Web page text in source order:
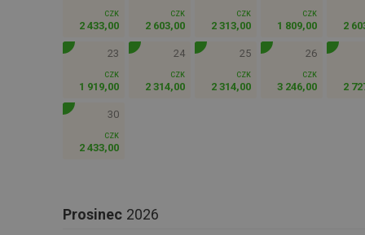
2 433,00
CZK
2 603,00
CZK
2 313,00
CZK
1 809,00
CZK
2
23
1 919,00
CZK
24
2 314,00
CZK
25
2 314,00
CZK
26
3 246,00
CZK
2
30
2 433,00
CZK
Prosinec 2026